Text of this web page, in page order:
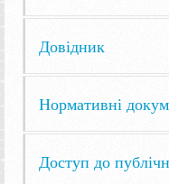
Довідник
Нормативні
Доступ до